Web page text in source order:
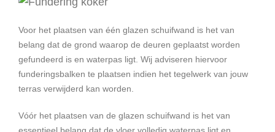
Voor het plaatsen van één glazen schuifwand is het van
belang dat de grond waarop de deuren geplaatst worden
gefundeerd is en waterpas ligt. Wij adviseren hiervoor
funderingsbalken te plaatsen indien het tegelwerk van jouw
terras verwijderd kan worden.
Vóór het plaatsen van de glazen schuifwand is het van